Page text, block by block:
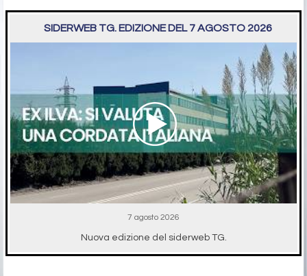
SIDERWEB TG. EDIZIONE DEL 7 AGOSTO 2026
7 agosto 2026
Nuova edizione del siderweb TG.